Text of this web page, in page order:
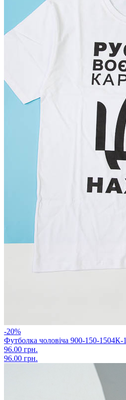
-20%
Футболка чоловіча 900-150-1504К-1
96.00 грн.
96.00 грн.